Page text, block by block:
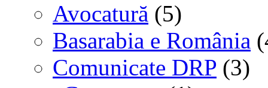
Avocatură (5)
Basarabia e România
Comunicate DRP (3)